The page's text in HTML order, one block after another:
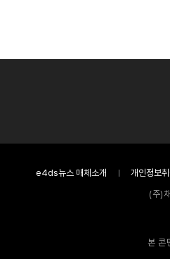
e4ds뉴스 매체소개 개인정보
(주)
본 콘